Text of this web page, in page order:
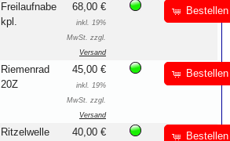
Freilaufnabe
kpl.
68,00 €
inkl. 19%
MwSt. zzgl.
Versand
Bestellen
Riemenrad
20Z
45,00 €
inkl. 19%
MwSt. zzgl.
Versand
Bestellen
Ritzelwelle 40,00 € Bestellen